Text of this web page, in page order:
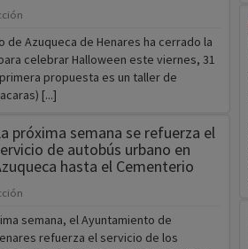
de Azuqueca de Henares ha cerrado la
celebrar Halloween este viernes, 31
propuesta es un taller de
[...]
próxima semana se refuerza el
de autobús urbano en
hasta el Cementerio
semana, el Ayuntamiento de
refuerza el servicio de los